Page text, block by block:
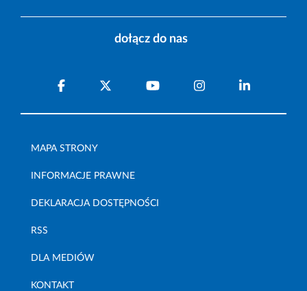
dołącz do nas
MAPA STRONY
INFORMACJE PRAWNE
DEKLARACJA DOSTĘPNOŚCI
RSS
DLA MEDIÓW
KONTAKT